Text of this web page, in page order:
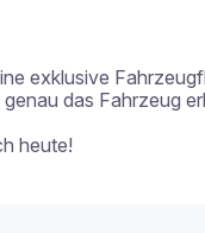
exklusive
das Fahrzeug
heute!